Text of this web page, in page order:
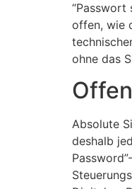
“Passwort
offen, wie
ohne das
Absolute
deshalb